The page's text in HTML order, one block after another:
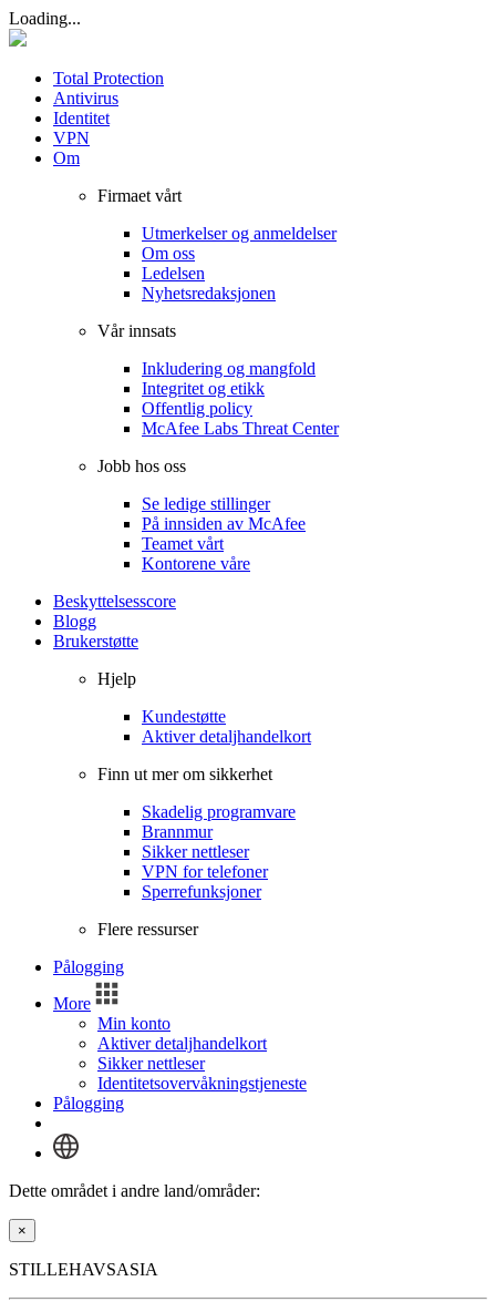
Loading...
Total Protection
Antivirus
Identitet
VPN
Om
Firmaet vårt
Utmerkelser og anmeldelser
Om oss
Ledelsen
Nyhetsredaksjonen
Vår innsats
Inkludering og mangfold
Integritet og etikk
Offentlig policy
McAfee Labs Threat Center
Jobb hos oss
Se ledige stillinger
På innsiden av McAfee
Teamet vårt
Kontorene våre
Beskyttelsesscore
Blogg
Brukerstøtte
Hjelp
Kundestøtte
Aktiver detaljhandelkort
Finn ut mer om sikkerhet
Skadelig programvare
Brannmur
Sikker nettleser
VPN for telefoner
Sperrefunksjoner
Flere ressurser
Pålogging
More
Min konto
Aktiver detaljhandelkort
Sikker nettleser
Identitetsovervåkningstjeneste
Pålogging
Dette området i andre land/områder:
×
STILLEHAVSASIA